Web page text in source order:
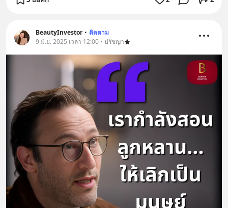
BeautyInvestor • ติดตาม
9 มิ.ย. 2025 เวลา 12:00 • ปรัชญา